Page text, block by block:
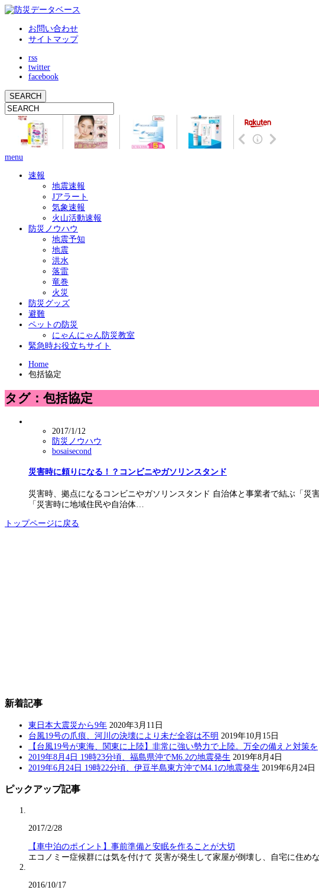
お問い合わせ
サイトマップ
rss
twitter
facebook
menu
速報
地震速報
Jアラート
気象速報
火山活動速報
防災ノウハウ
地震予知
地震
洪水
落雷
竜巻
火災
防災グッズ
避難
ペットの防災
にゃんにゃん防災教室
緊急時お役立ちサイト
Home
包括協定
タグ：包括協定
2017/1/12
防災ノウハウ
bosaisecond
災害時に頼りになる！？コンビニやガソリンスタンド
災害時、拠点になるコンビニやガソリンスタンド 自治体と事業者で結ぶ「災
「災害時に地域住民や自治体…
トップページに戻る
新着記事
東日本大震災から9年 2020年3月11日
台風19号の爪痕、河川の決壊により未だ全容は不明 2019年10月15日
【台風19号が東海、関東に上陸】非常に強い勢力で上陸。万全の備えと対策を
2019年8月4日 19時23分頃、福島県沖でM6.2の地震発生 2019年8月4日
2019年6月24日 19時22分頃、伊豆半島東方沖でM4.1の地震発生 2019年6月24日
ピックアップ記事
2017/2/28
【車中泊のポイント】事前準備と安眠を作ることが大切
エコノミー症候群には気を付けて 災害が発生して家屋が倒壊し、自宅に住め
2016/10/17